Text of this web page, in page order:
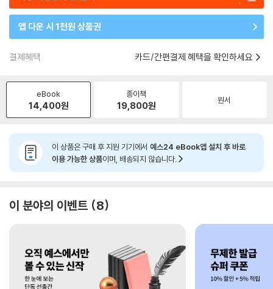
앱 다운 시 1천원 상품권
결제혜택 카드/간편결제 혜택을 확인하세요
eBook
14,400원
종이책
19,800원 원서
이 상품은 구매 후 지원 기기에서 예스24 eBook앱 설치 후 바로
이용 가능한 상품이며, 배송되지 않습니다.
이 분야의 이벤트 8